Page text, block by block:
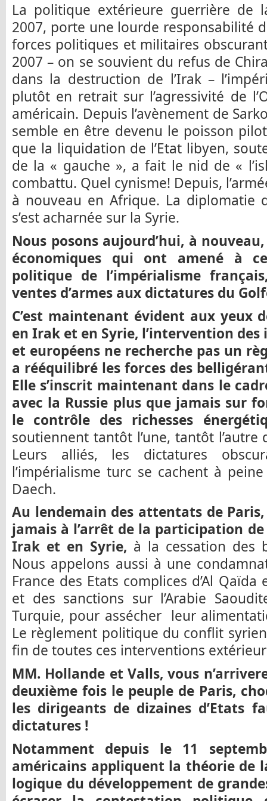
La politique extérieure guerrière de
2007, porte une lourde responsabilité
forces politiques et militaires
2007 – on se souvient du refus de
dans la destruction de l’Irak –
plutôt en retrait sur l’agressivité de
américain. Depuis l’avènement de
semble en être devenu le poisson
que la liquidation de l’Etat libyen,
de la « gauche », a fait le nid de «
combattu. Quel cynisme! Depuis,
à nouveau en Afrique. La diplomatie
s’est acharnée sur la Syrie.
Nous posons aujourd’hui, à
économiques qui ont amené à
politique de l’impérialisme
ventes d’armes aux dictatures du
C’est maintenant évident aux yeux
en Irak et en Syrie, l’intervention
et européens ne recherche pas un
a rééquilibré les forces des
Elle s’inscrit maintenant dans le
avec la Russie plus que jamais sur
le contrôle des richesses
soutiennent tantôt l’une, tantôt l’autre
Leurs alliés, les dictatures
l’impérialisme turc se cachent à
Daech.
Au lendemain des attentats de
jamais à l’arrêt de la participation
Irak et en Syrie, à la cessation des
Nous appelons aussi à une
France des Etats complices d’Al
et des sanctions sur l’Arabie
Turquie, pour assécher leur
Le règlement politique du conflit
fin de toutes ces interventions
MM. Hollande et Valls, vous
deuxième fois le peuple de Paris,
les dirigeants de dizaines d’Etats
dictatures !
Notamment depuis le 11
américains appliquent la théorie de
logique du développement de